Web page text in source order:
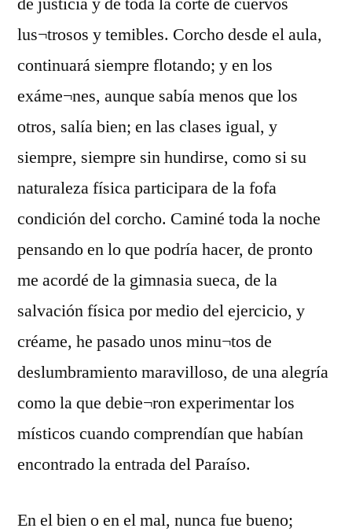
lus¬trosos y temibles. Corcho desde el aula,
continuará siempre flotando; y en los
exáme¬nes, aunque sabía menos que los
otros, salía bien; en las clases igual, y
siempre, siempre sin hundirse, como si su
naturaleza física participara de la fofa
condición del corcho. Caminé toda la noche
pensando en lo que podría hacer, de pronto
me acordé de la gimnasia sueca, de la
salvación física por medio del ejercicio, y
créame, he pasado unos minu¬tos de
deslumbramiento maravilloso, de una alegría
como la que debie¬ron experimentar los
místicos cuando comprendían que habían
encontrado la entrada del Paraíso.
En el bien o en el mal, nunca fue bueno;